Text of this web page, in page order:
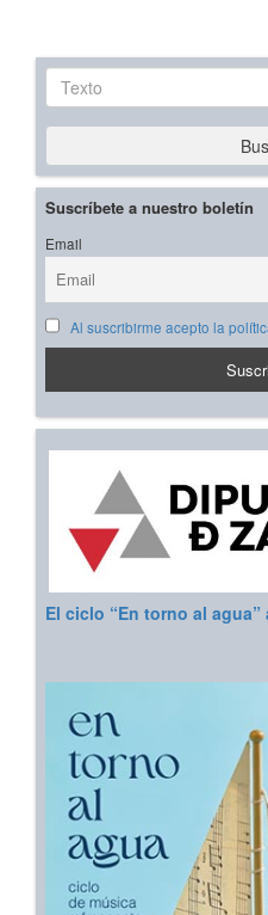
Texto
Suscríbete a nuestro boletín
Email
Al suscribirme acepto la
El ciclo “En torno al